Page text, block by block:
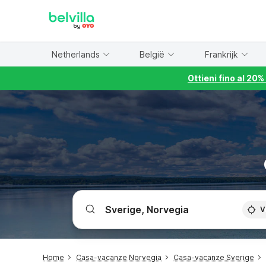
Netherlands België Frankrijk
Ottieni fino al
Home Casa-vacanze Norvegia Casa-vacanze Sverige